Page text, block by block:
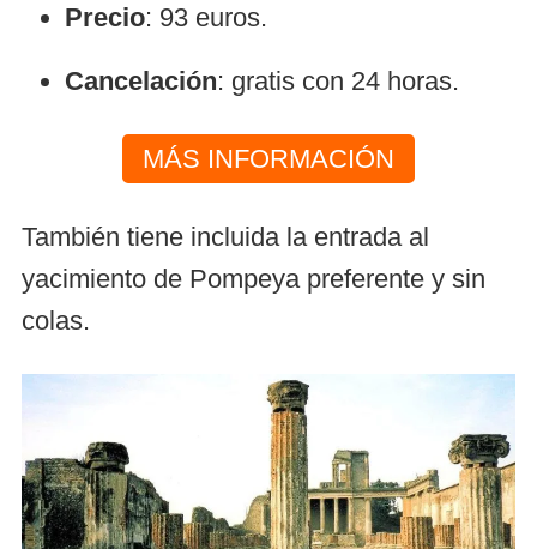
Precio: 93 euros.
Cancelación: gratis con 24 horas.
MÁS INFORMACIÓN
También tiene incluida la entrada al
yacimiento de Pompeya preferente y sin
colas.